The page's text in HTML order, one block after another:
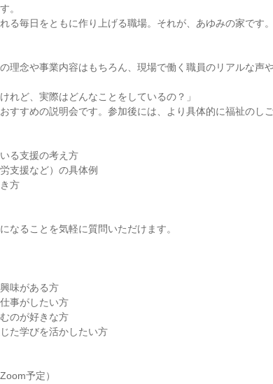
。
る毎日をともに作り上げる職場。それが、あゆみの家です。
理念や事業内容はもちろん、現場で働く職員のリアルな声
れど、実際はどんなことをしているの？」
すすめの説明会です。参加後には、より具体的に福祉のし
る支援の考え方
支援など）の具体例
方
なることを気軽に質問いただけます。
味がある方
事がしたい方
のが好きな方
た学びを活かしたい方
予定）